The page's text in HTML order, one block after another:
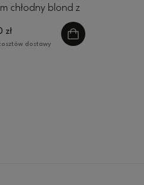
chłodny blond z
zł
dostawy